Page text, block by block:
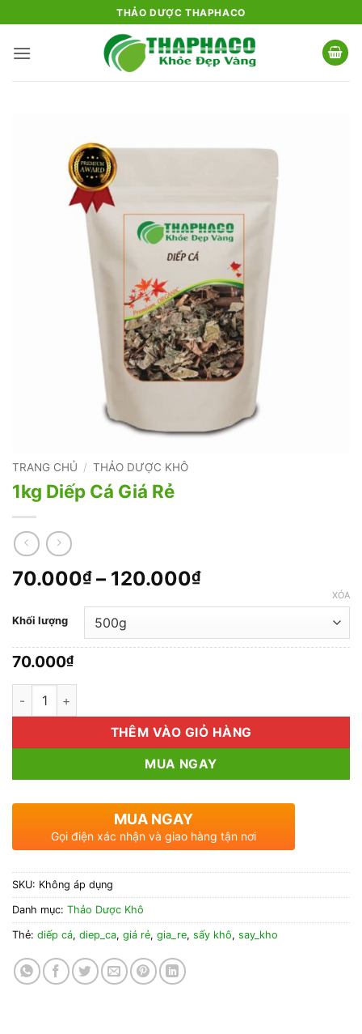
qua
nội
THẢO DƯỢC THAPHACO
TRANG CHỦ / THẢO DƯỢC KHÔ
1kg Diếp Cá Giá Rẻ
70.000₫ – 120.000₫Khoảng
70.000₫
đến
Khối lượng
XÓA
70.000₫
1kg Diếp Cá Giá Rẻ số lượng
THÊM VÀO GIỎ HÀNG
MUA NGAY
MUA NGAY
Gọi điện xác nhận và giao hàng tận nơi
SKU: Không áp dụng
Danh mục: Thảo Dược Khô
Thẻ: diếp cá, diep_ca, giá rẻ, gia_re, sấy khô, say_kho